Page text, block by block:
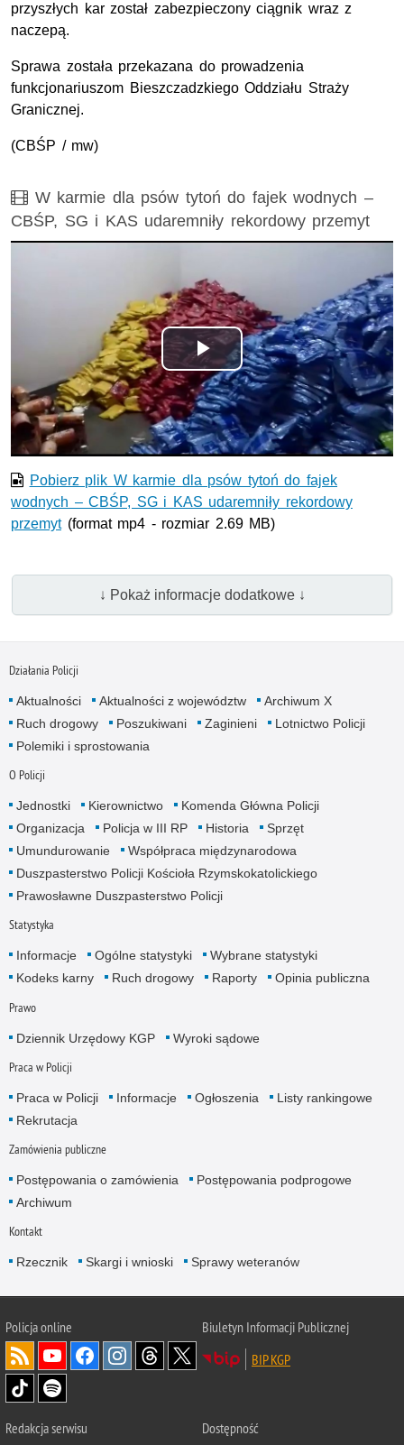
przyszłych kar został zabezpieczony ciągnik wraz z
naczepą.
Sprawa została przekazana do prowadzenia
funkcjonariuszom Bieszczadzkiego Oddziału Straży
Granicznej.
(CBŚP / mw)
Film
W karmie dla psów tytoń do fajek wodnych –
CBŚP, SG i KAS udaremniły rekordowy przemyt
Odtwórz
wideo
Pobierz plik W karmie dla psów tytoń do fajek
wodnych – CBŚP, SG i KAS udaremniły rekordowy
przemyt(format mp4 - rozmiar 2.69 MB)
↓ Pokaż informacje dodatkowe ↓
Działania Policji
Aktualności Aktualności z województw
Archiwum X
Ruch drogowy
Poszukiwani Zaginieni
Lotnictwo Policji
Polemiki i sprostowania
O Policji
Jednostki Kierownictwo
Komenda Główna Policji
Organizacja
Policja w III RP Historia
Sprzęt
Umundurowanie
Współpraca międzynarodowa
Duszpasterstwo Policji Kościoła Rzymskokatolickiego
Prawosławne Duszpasterstwo Policji
Statystyka
Informacje Ogólne statystyki
Wybrane statystyki
Kodeks karny
Ruch drogowy Raporty Opinia publiczna
Prawo
Dziennik Urzędowy KGP Wyroki sądowe
Praca w Policji
Praca w Policji Informacje Ogłoszenia
Listy rankingowe
Rekrutacja
Zamówienia publiczne
Postępowania o zamówienia
Postępowania podprogowe
Archiwum
Kontakt
Rzecznik Skargi i wnioski Sprawy weteranów
Policjaonline
Biuletyn Informacji Publicznej
BIP KGP
Redakcja serwisu Dostępność